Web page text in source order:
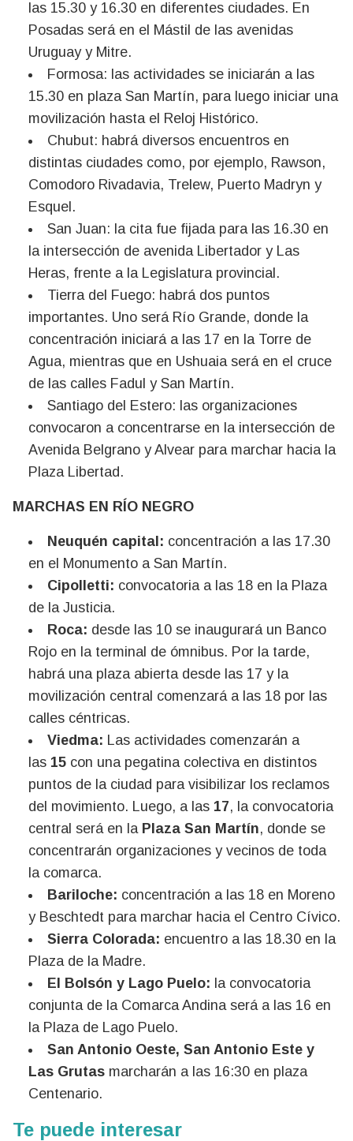
las 15.30 y 16.30 en diferentes ciudades. En
Posadas será en el Mástil de las avenidas
Uruguay y Mitre.
Formosa: las actividades se iniciarán a las
15.30 en plaza San Martín, para luego iniciar una
movilización hasta el Reloj Histórico.
Chubut: habrá diversos encuentros en
distintas ciudades como, por ejemplo, Rawson,
Comodoro Rivadavia, Trelew, Puerto Madryn y
Esquel.
San Juan: la cita fue fijada para las 16.30 en
la intersección de avenida Libertador y Las
Heras, frente a la Legislatura provincial.
Tierra del Fuego: habrá dos puntos
importantes. Uno será Río Grande, donde la
concentración iniciará a las 17 en la Torre de
Agua, mientras que en Ushuaia será en el cruce
de las calles Fadul y San Martín.
Santiago del Estero: las organizaciones
convocaron a concentrarse en la intersección de
Avenida Belgrano y Alvear para marchar hacia la
Plaza Libertad.
MARCHAS EN RÍO NEGRO
Neuquén capital: concentración a las 17.30
en el Monumento a San Martín.
Cipolletti: convocatoria a las 18 en la Plaza
de la Justicia.
Roca: desde las 10 se inaugurará un Banco
Rojo en la terminal de ómnibus. Por la tarde,
habrá una plaza abierta desde las 17 y la
movilización central comenzará a las 18 por las
calles céntricas.
Viedma: Las actividades comenzarán a
las 15 con una pegatina colectiva en distintos
puntos de la ciudad para visibilizar los reclamos
del movimiento. Luego, a las 17, la convocatoria
central será en la Plaza San Martín, donde se
concentrarán organizaciones y vecinos de toda
la comarca.
Bariloche: concentración a las 18 en Moreno
y Beschtedt para marchar hacia el Centro Cívico.
Sierra Colorada: encuentro a las 18.30 en la
Plaza de la Madre.
El Bolsón y Lago Puelo: la convocatoria
conjunta de la Comarca Andina será a las 16 en
la Plaza de Lago Puelo.
San Antonio Oeste, San Antonio Este y
Las Grutas marcharán a las 16:30 en plaza
Centenario.
Te puede interesar